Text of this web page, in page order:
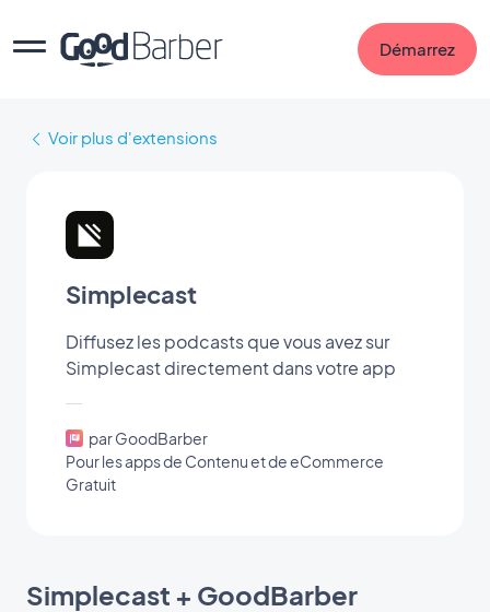
Démarrez
Voir plus d'extensions
Simplecast
Diffusez les podcasts que vous avez sur
Simplecast directement dans votre app
par GoodBarber
Pour les apps de Contenu et de eCommerce
Gratuit
Simplecast + GoodBarber